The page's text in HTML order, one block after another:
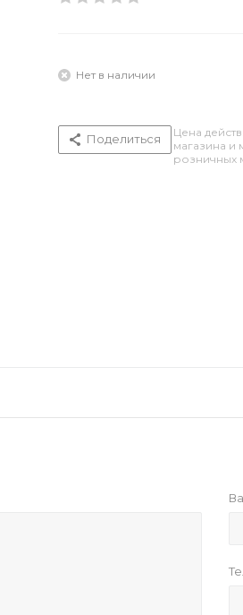
Нет в наличии
Поделиться
Цена
магазина и
розничных